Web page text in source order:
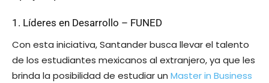
1. Líderes en Desarrollo – FUNED
Con esta iniciativa, Santander busca llevar el talento
de los estudiantes mexicanos al extranjero, ya que les
brinda la posibilidad de estudiar un Master in Business